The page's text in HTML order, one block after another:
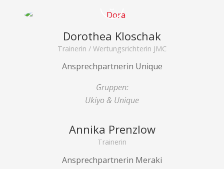
Dorothea Kloschak
Trainerin / Wertungsrichterin JMC
Ansprechpartnerin Unique
Gruppen:
Ukiyo & Unique
Annika Prenzlow
Trainerin
Ansprechpartnerin Meraki